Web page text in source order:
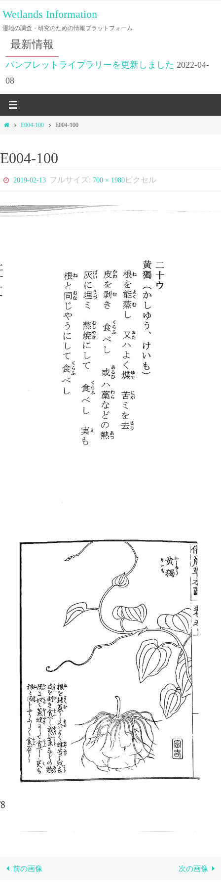
ン
テ
ツ
ス
プ
Wetlands Information
湿地の調査・研究のための情報プラットフォーム
最新情報
パンフレットライブラリーを更新しました 2022-04-
08
ホ
E004-100 E004-100
E004-100
2019-02-13 フルサイズ: 700 × 1980 ピクセル
前の画像 次の画像